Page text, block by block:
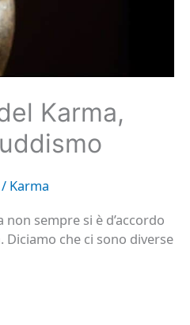
Karma,
/ Karma
sempre si è d’accordo
che ci sono diverse